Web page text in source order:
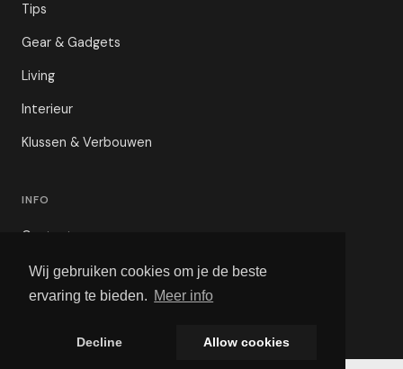
Wij gebruiken cookies om je de beste
ervaring te bieden. Meer info
Decline Allow cookies
Tips
Gear & Gadgets
Living
Interieur
Klussen & Verbouwen
INFO
Contact
Privacybeleid
Voorwaarden